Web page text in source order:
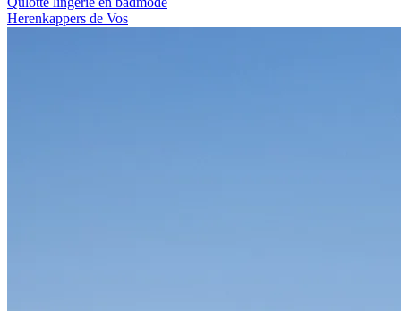
Herenkappers de Vos